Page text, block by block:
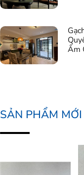
Ấm
SẢN PHẨM MỚI